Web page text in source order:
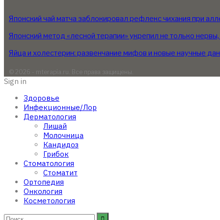
Японский чай матча заблокировал рефлекс чихания при
Японский метод «лесной терапии» укрепил не только
Яйца и холестерин: развенчание мифов и новые научные
© 2026 - mterapia.ru. Все права защищены.
Sign in
Здоровье
Инфекционные/Лор
Дерматология
Лишай
Молочница
Кандидоз
Грибок
Стоматология
Стоматит
Ортопедия
Онкология
Косметология